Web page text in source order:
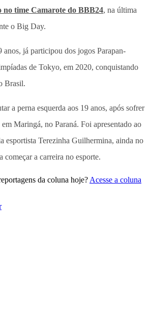
no time Camarote do BBB24, na última
o Big Day.
anos, já participou dos jogos Parapan-
de Tokyo, em 2020, conquistando
Brasil.
a perna esquerda aos 19 anos, após sofrer
Maringá, no Paraná. Foi apresentado ao
esportista Terezinha Guilhermina, ainda no
começar a carreira no esporte.
da coluna hoje? Acesse a coluna